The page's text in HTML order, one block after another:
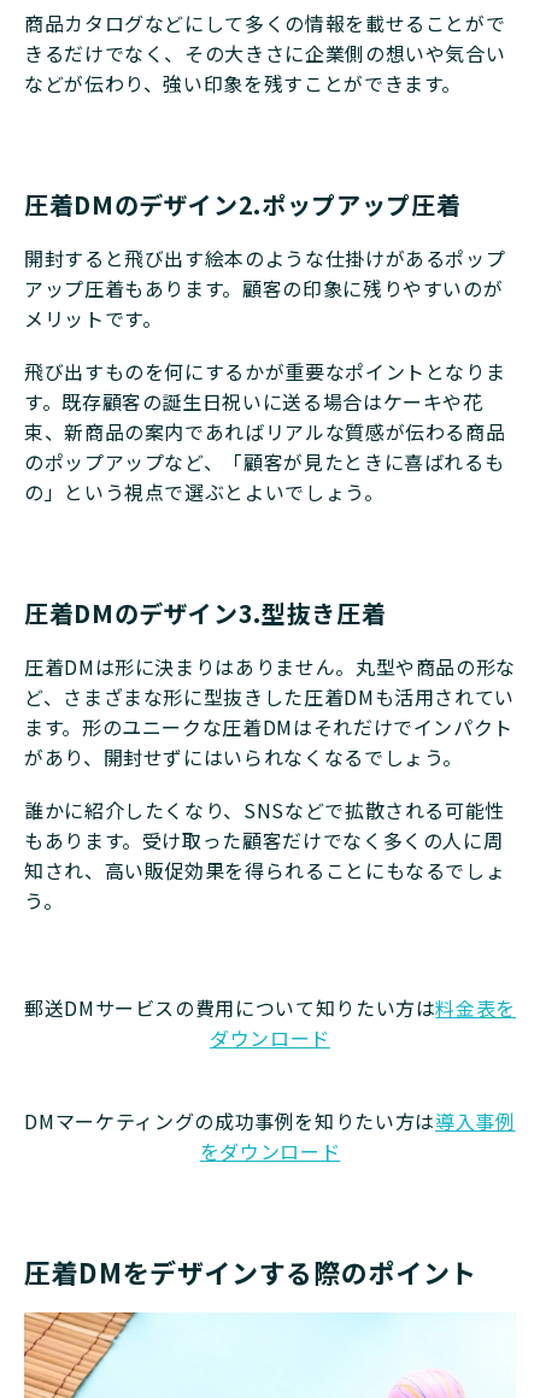
商品カタログなどにして多くの情報を載せることがで
きるだけでなく、その大きさに企業側の想いや気合い
などが伝わり、強い印象を残すことができます。
圧着DMのデザイン2.ポップアップ圧着
開封すると飛び出す絵本のような仕掛けがあるポップ
アップ圧着もあります。顧客の印象に残りやすいのが
メリットです。
飛び出すものを何にするかが重要なポイントとなりま
す。既存顧客の誕生日祝いに送る場合はケーキや花
束、新商品の案内であればリアルな質感が伝わる商品
のポップアップなど、「顧客が見たときに喜ばれるも
の」という視点で選ぶとよいでしょう。
圧着DMのデザイン3.型抜き圧着
圧着DMは形に決まりはありません。丸型や商品の形な
ど、さまざまな形に型抜きした圧着DMも活用されてい
ます。形のユニークな圧着DMはそれだけでインパクト
があり、開封せずにはいられなくなるでしょう。
誰かに紹介したくなり、SNSなどで拡散される可能性
もあります。受け取った顧客だけでなく多くの人に周
知され、高い販促効果を得られることにもなるでしょ
う。
郵送DMサービスの費用について知りたい方は料金表を
ダウンロード
DMマーケティングの成功事例を知りたい方は導入事例
をダウンロード
圧着DMをデザインする際のポイント